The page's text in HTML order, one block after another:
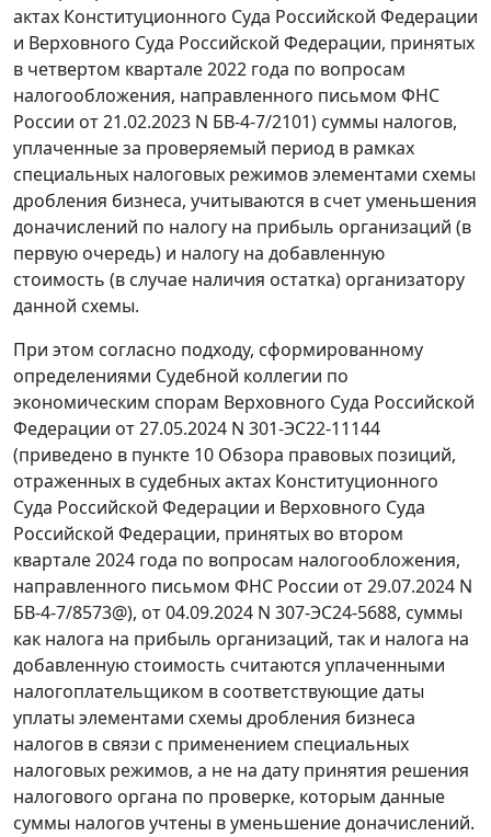
актах Конституционного Суда Российской Федерации
и Верховного Суда Российской Федерации, принятых
в четвертом квартале 2022 года по вопросам
налогообложения, направленного письмом ФНС
России от 21.02.2023 N БВ-4-7/2101) суммы налогов,
уплаченные за проверяемый период в рамках
специальных налоговых режимов элементами схемы
дробления бизнеса, учитываются в счет уменьшения
доначислений по налогу на прибыль организаций (в
первую очередь) и налогу на добавленную
стоимость (в случае наличия остатка) организатору
данной схемы.
При этом согласно подходу, сформированному
определениями Судебной коллегии по
экономическим спорам Верховного Суда Российской
Федерации от 27.05.2024 N 301-ЭС22-11144
(приведено в пункте 10 Обзора правовых позиций,
отраженных в судебных актах Конституционного
Суда Российской Федерации и Верховного Суда
Российской Федерации, принятых во втором
квартале 2024 года по вопросам налогообложения,
направленного письмом ФНС России от 29.07.2024 N
БВ-4-7/8573@), от 04.09.2024 N 307-ЭС24-5688, суммы
как налога на прибыль организаций, так и налога на
добавленную стоимость считаются уплаченными
налогоплательщиком в соответствующие даты
уплаты элементами схемы дробления бизнеса
налогов в связи с применением специальных
налоговых режимов, а не на дату принятия решения
налогового органа по проверке, которым данные
суммы налогов учтены в уменьшение доначислений.